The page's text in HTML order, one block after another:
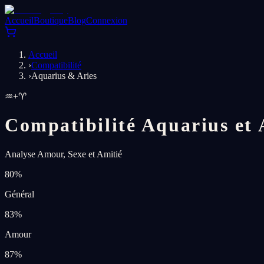
AccueilBoutiqueBlogConnexion
Accueil
›Compatibilité
›Aquarius & Aries
♒+♈
Compatibilité Aquarius et
Analyse Amour, Sexe et Amitié
80%
Général
83%
Amour
87%